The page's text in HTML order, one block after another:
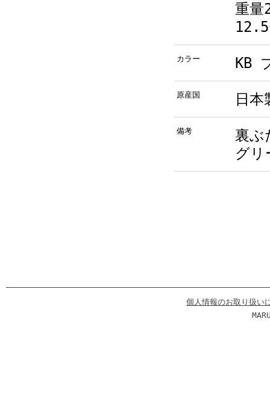
重量
12.5
カラー KB
原産国 日本
備考
裏ぶ
グ
個人情報のお取り扱い